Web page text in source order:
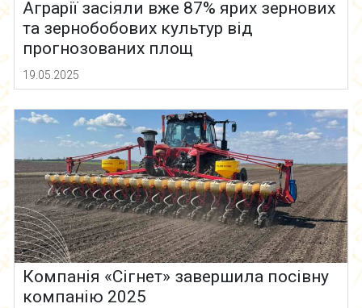
Аграрії засіяли вже 87% ярих зернових
та зернобобових культур від
прогнозованих площ
19.05.2025
Компанія «Сігнет» завершила посівну
компанію 2025